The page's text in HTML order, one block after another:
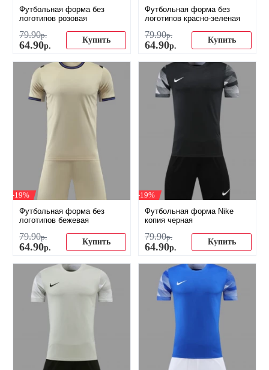
Футбольная форма без
логотипов розовая
79.90р.
64.90р.
Купить
Футбольная форма без
логотипов красно-зеленая
79.90р.
64.90р.
Купить
-19%
Футбольная форма без
логотипов бежевая
79.90р.
64.90р.
Купить
-19%
Футбольная форма Nike
копия черная
79.90р.
64.90р.
Купить